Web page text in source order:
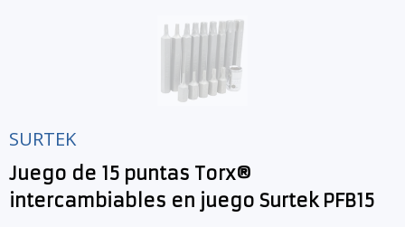
SURTEK
Juego de 15 puntas Torx®
intercambiables en juego Surtek PFB15